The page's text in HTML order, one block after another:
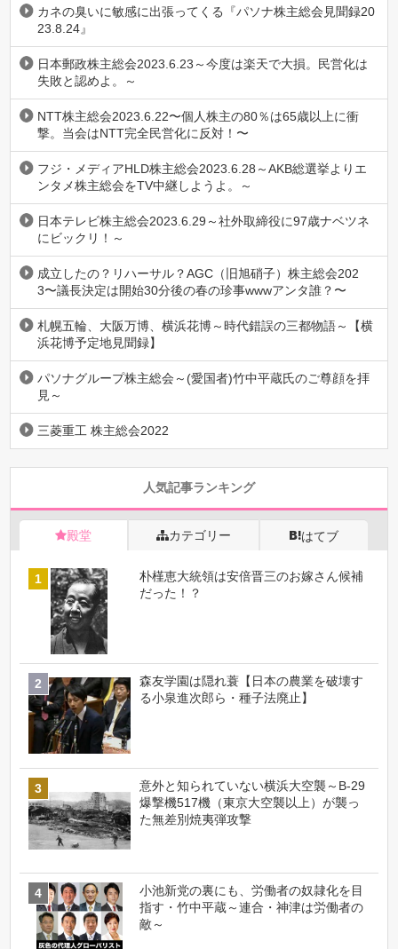
カネの臭いに敏感に出張ってくる『パソナ株主総会見聞録20
23.8.24』
日本郵政株主総会2023.6.23～今度は楽天で大損。民営化は
失敗と認めよ。～
NTT株主総会2023.6.22〜個人株主の80％は65歳以上に衝
撃。当会はNTT完全民営化に反対！〜
フジ・メディアHLD株主総会2023.6.28～AKB総選挙よりエ
ンタメ株主総会をTV中継しようよ。～
日本テレビ株主総会2023.6.29～社外取締役に97歳ナベツネ
にビックリ！～
成立したの？リハーサル？AGC（旧旭硝子）株主総会202
3〜議長決定は開始30分後の春の珍事wwwアンタ誰？〜
札幌五輪、大阪万博、横浜花博～時代錯誤の三都物語～【横
浜花博予定地見聞録】
パソナグループ株主総会～(愛国者)竹中平蔵氏のご尊顔を拝
見～
三菱重工 株主総会2022
人気記事ランキング
殿堂 カテゴリー はてブ
朴槿恵大統領は安倍晋三のお嫁さん候補
だった！？
森友学園は隠れ蓑【日本の農業を破壊す
る小泉進次郎ら・種子法廃止】
意外と知られていない横浜大空襲～B-29
爆撃機517機（東京大空襲以上）が襲っ
た無差別焼夷弾攻撃
小池新党の裏にも、労働者の奴隷化を目
指す・竹中平蔵～連合・神津は労働者の
敵～